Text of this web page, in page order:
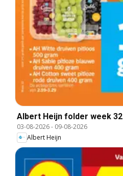
Albert Heijn folder week 32
03-08-2026- 09-08-2026
Albert Heijn